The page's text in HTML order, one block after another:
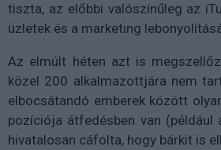
tiszta, az előbbi valószínűleg az
üzletek és a marketing
Az elmúlt héten azt is
közel 200 alkalmazottjára nem
elbocsátandó emberek között
pozíciója átfedésben van (például
hivatalosan cáfolta, hogy bárkit is